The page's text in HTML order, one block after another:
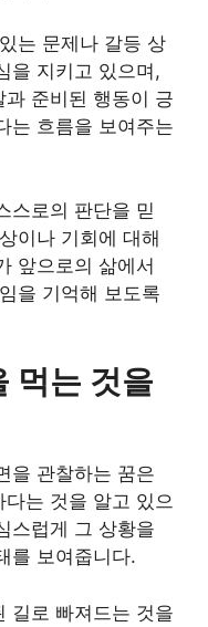
는 문제나 갈등 상
을 지키고 있으며,
준비된 행동이 긍
는 흐름을 보여주는
스로의 판단을 믿
이나 기회에 대해
앞으로의 삶에서
을 기억해 보도록
먹는 것을
을 관찰하는 꿈은
는 것을 알고 있으
스럽게 그 상황을
를 보여줍니다.
길로 빠져드는 것을